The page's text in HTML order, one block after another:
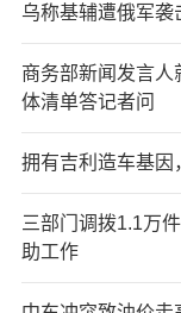
乌称基辅遭俄军袭
商务部新闻发言人
体清单答记者问
拥有吉利造车基因
三部门调拨1.1万
助工作